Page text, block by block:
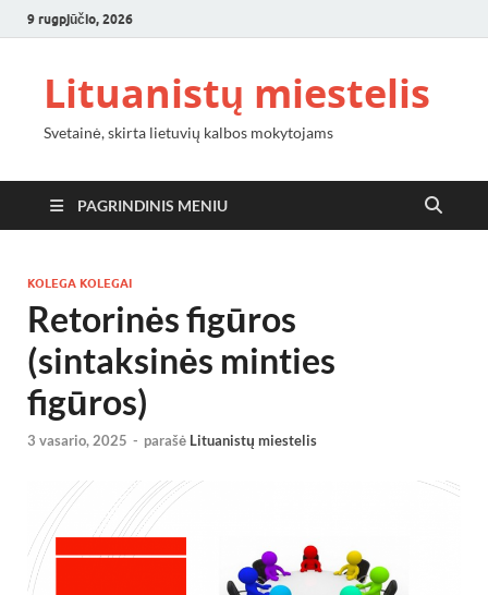
9 rugpjūčio, 2026
Lituanistų miestelis
Svetainė, skirta lietuvių kalbos mokytojams
PAGRINDINIS MENIU
KOLEGA KOLEGAI
Retorinės figūros
(sintaksinės minties
figūros)
3 vasario, 2025 - parašė Lituanistų miestelis